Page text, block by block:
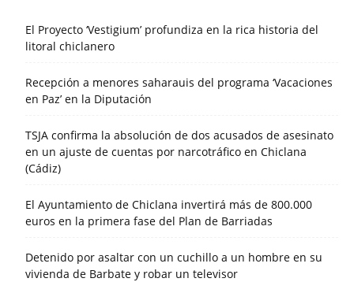
El Proyecto ‘Vestigium’ profundiza en la rica historia del
litoral chiclanero
Recepción a menores saharauis del programa ‘Vacaciones
en Paz’ en la Diputación
TSJA confirma la absolución de dos acusados de asesinato
en un ajuste de cuentas por narcotráfico en Chiclana
(Cádiz)
El Ayuntamiento de Chiclana invertirá más de 800.000
euros en la primera fase del Plan de Barriadas
Detenido por asaltar con un cuchillo a un hombre en su
vivienda de Barbate y robar un televisor